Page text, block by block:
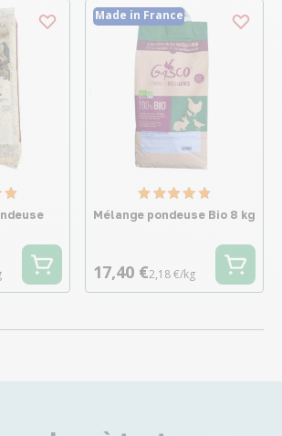
Made in France
Mélange pondeuse Bio 8 kg
17,40 €2,18 €/kg